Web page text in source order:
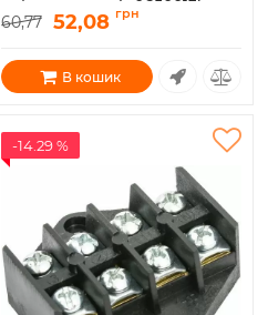
універсальна (p0650013)
Артикул: p0650013
60,77 52,08 грн
В кошик
-14.29 %